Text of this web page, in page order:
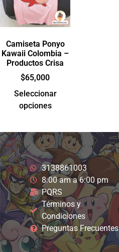
Camiseta Ponyo
Kawaii Colombia –
Productos Crisa
$65,000
Seleccionar
opciones
3138861003
8:00 am a 6:00 pm
PQRS
Términos y
Condiciones
Preguntas Frecuentes